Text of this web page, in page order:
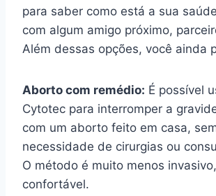
para saber como está a sua
com algum amigo próximo,
Além dessas opções, você ainda
Aborto com remédio: É possível
Cytotec para interromper a
com um aborto feito em casa,
necessidade de cirurgias ou
O método é muito menos
confortável.